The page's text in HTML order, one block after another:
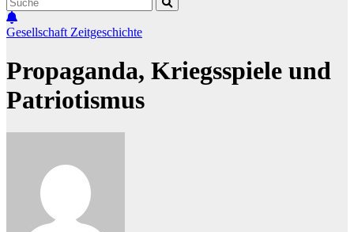
Gesellschaft Zeitgeschichte
Propaganda, Kriegsspiele und
Patriotismus